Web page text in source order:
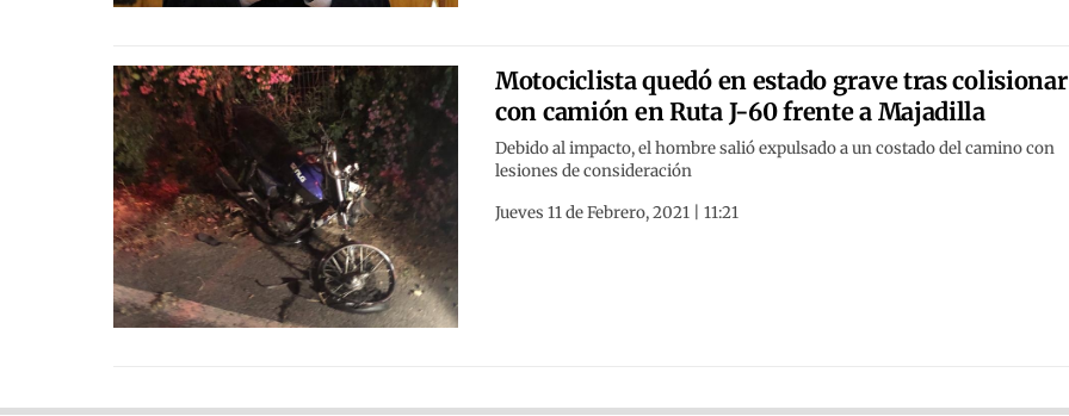
Motociclista quedó en estado grave tras colisionar
con camión en Ruta J-60 frente a Majadilla
Debido al impacto, el hombre salió expulsado a un costado del camino con
lesiones de consideración
Jueves 11 de Febrero, 2021 | 11:21